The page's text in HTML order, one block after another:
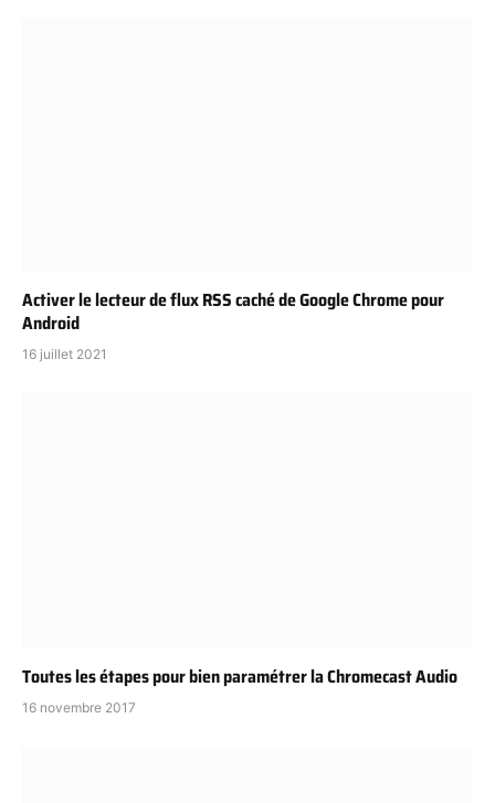
Activer le lecteur de flux RSS caché de Google Chrome pour
Android
16 juillet 2021
Toutes les étapes pour bien paramétrer la Chromecast Audio
16 novembre 2017